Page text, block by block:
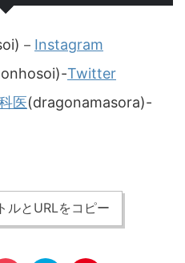
－ Instagram
Twitter
医(dragonamasora)-
ルとURLをコピー